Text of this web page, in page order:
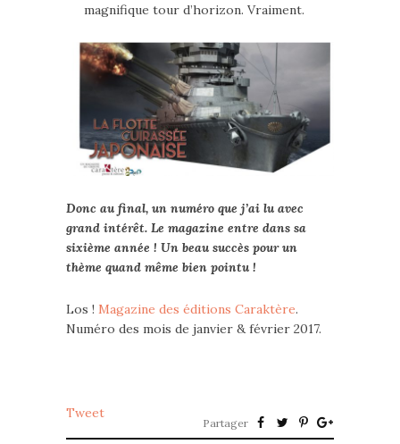
magnifique tour d’horizon. Vraiment.
Donc au final, un numéro que j’ai lu avec
grand intérêt. Le magazine entre dans sa
sixième année ! Un beau succès pour un
thème quand même bien pointu !
Los ! Magazine des éditions Caraktère.
Numéro des mois de janvier & février 2017.
Tweet
Partager